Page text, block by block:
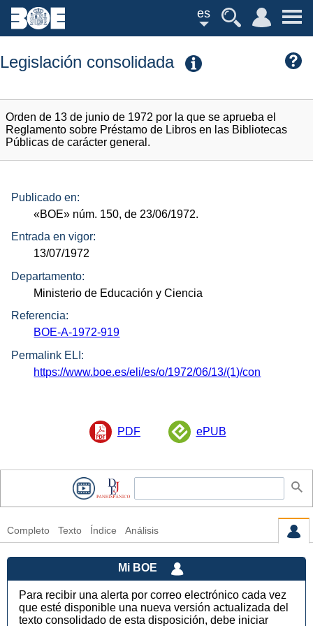
es
Legislación consolidada
Orden de 13 de junio de 1972 por la que se aprueba el
Reglamento sobre Préstamo de Libros en las Bibliotecas
Públicas de carácter general.
Publicado en:
«BOE» núm. 150, de 23/06/1972.
Entrada en vigor:
13/07/1972
Departamento:
Ministerio de Educación y Ciencia
Referencia:
BOE-A-1972-919
Permalink ELI:
https://www.boe.es/eli/es/o/1972/06/13/(1)/con
PDF ePUB
Completo Texto Índice Análisis
Mi BOE
Para recibir una alerta por correo electrónico cada vez
que esté disponible una nueva versión actualizada del
texto consolidado de esta disposición, debe iniciar